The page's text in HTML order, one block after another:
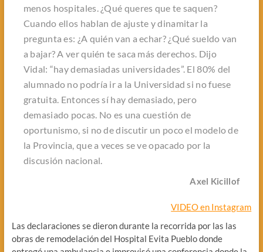
menos hospitales. ¿Qué queres que te saquen?
Cuando ellos hablan de ajuste y dinamitar la
pregunta es: ¿A quién van a echar? ¿Qué sueldo van
a bajar? A ver quién te saca más derechos. Dijo
Vidal: “hay demasiadas universidades”. El 80% del
alumnado no podría ir a la Universidad si no fuese
gratuita. Entonces sí hay demasiado, pero
demasiado pocas. No es una cuestión de
oportunismo, si no de discutir un poco el modelo de
la Provincia, que a veces se ve opacado por la
discusión nacional.
Axel Kicillof
VIDEO en Instagram
Las declaraciones se dieron durante la recorrida por las las
obras de remodelación del Hospital Evita Pueblo donde